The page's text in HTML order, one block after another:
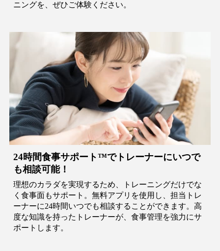
ニングを、ぜひご体験ください。
24時間食事サポート™︎でトレーナーにいつで
も相談可能！
理想のカラダを実現するため、トレーニングだけでな
く食事面もサポート。無料アプリを使用し、担当トレ
ーナーに24時間いつでも相談することができます。高
度な知識を持ったトレーナーが、食事管理を強力にサ
ポートします。